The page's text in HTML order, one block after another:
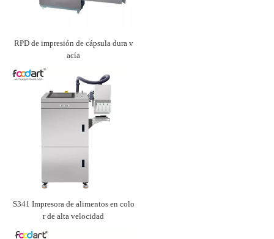
RPD de impresión de cápsula dura v
acía
S341 Impresora de alimentos en colo
r de alta velocidad